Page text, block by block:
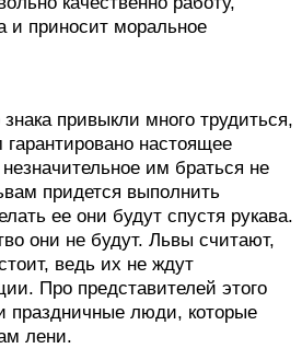
и приносит моральное
привыкли много трудиться,
настоящее
им браться не
придется выполнить
ее они будут спустя рукава.
они не будут. Львы считают,
ведь их не ждут
Про представителей этого
праздничные люди, которые
лени.